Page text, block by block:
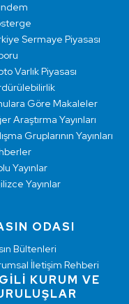
Sermaye Piyasası
Varlık Piyasası
Göre Makaleler
Araştırma Yayınları
Gruplarının Yayınları
Yayınlar
Yayınlar
ODASI
Bültenleri
İletişim Rehberi
KURUM VE